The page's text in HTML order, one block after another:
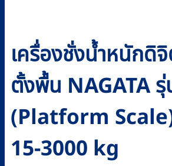
เครื่องชั่งน้ำหนักดิ
ตั้งพื้น NAGATA
(Platform
15-3000 kg